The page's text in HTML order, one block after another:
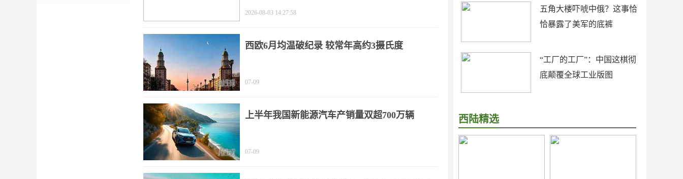
五角大楼吓唬中俄？这事恰
恰暴露了美军的底裤
“工厂的工厂”：中国这棋彻
底颠覆全球工业版图
西陆精选
2026-08-03 14:27:58
西欧6月均温破纪录 较常年高约3摄氏度
07-09
上半年我国新能源汽车产销量双超700万辆
07-09